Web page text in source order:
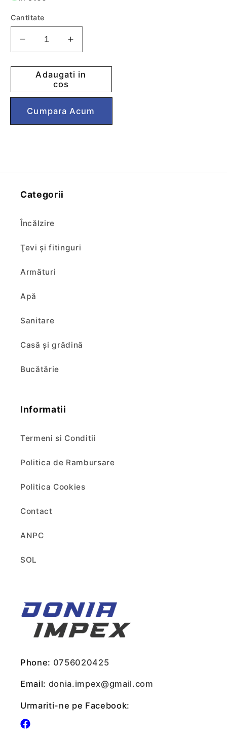
Cantitate
Reduceti
cantitatea
pentru
Sifon
dublu
teava
-
Cresteti
cantitatea
pentru
Sifon
dublu
teava
-
Adaugati in
cos
Cumpără acum
Categorii
Încălzire
Ţevi şi fitinguri
Armături
Apă
Sanitare
Casă și grădină
Bucătărie
Informatii
Termeni si Conditii
Politica de Rambursare
Politica Cookies
Contact
ANPC
SOL
Phone: 0756020425
Email: donia.impex@gmail.com
Urmariti-ne pe Facebook:
Facebook